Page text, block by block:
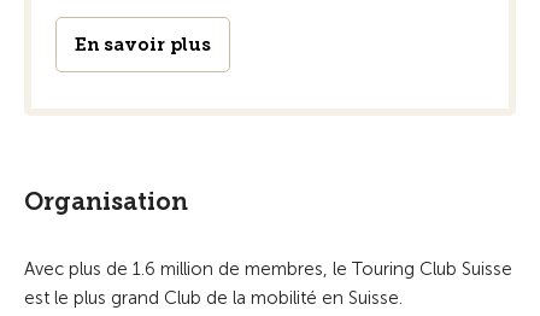
En savoir plus
Organisation
Avec plus de 1.6 million de membres, le Touring Club Suisse
est le plus grand Club de la mobilité en Suisse.